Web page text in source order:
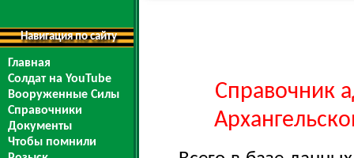
Навигация по сайту
Главная
Солдат на YouTube
Вооруженные Силы
Справочники
Документы
Чтобы помнили
Справочник